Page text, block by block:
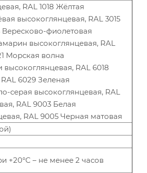
RAL 1018 Жёлтая
высокоглянцевая, RAL 3015
Вересково-фиолетовая
высокоглянцевая, RAL
Морская волна
RAL 6018
6029 Зеленая
серая высокоглянцевая, RAL
RAL 9003 Белая
RAL 9005 Черная матовая
+20°С – не менее 2 часов